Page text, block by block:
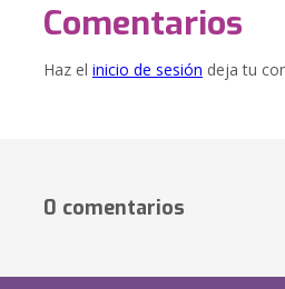
Comentarios
Haz el inicio de sesión deja tu
0 comentarios